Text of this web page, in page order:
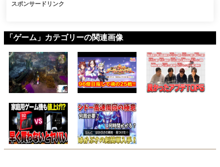
スポンサードリンク
「ゲーム」カテゴリーの関連画像